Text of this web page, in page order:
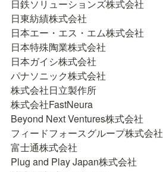
日鉄ソリューションズ株式会社
日東紡績株式会社
日本エー・エス・エム株式会社
日本特殊陶業株式会社
日本ガイシ株式会社
パナソニック株式会社
株式会社日立製作所
株式会社FastNeura
Beyond Next Ventures株式会社
フィードフォースグループ株式会社
富士通株式会社
Plug and Play Japan株式会社